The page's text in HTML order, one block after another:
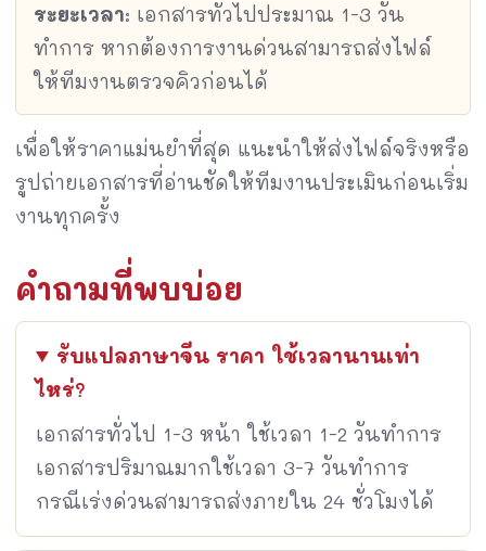
ระยะเวลา: เอกสารทั่วไปประมาณ 1-3 วัน
ทำการ หากต้องการงานด่วนสามารถส่งไฟล์
ให้ทีมงานตรวจคิวก่อนได้
เพื่อให้ราคาแม่นยำที่สุด แนะนำให้ส่งไฟล์จริงหรือ
รูปถ่ายเอกสารที่อ่านชัดให้ทีมงานประเมินก่อนเริ่ม
งานทุกครั้ง
คำถามที่พบบ่อย
รับแปลภาษาจีน ราคา ใช้เวลานานเท่า
ไหร่?
เอกสารทั่วไป 1-3 หน้า ใช้เวลา 1-2 วันทำการ
เอกสารปริมาณมากใช้เวลา 3-7 วันทำการ
กรณีเร่งด่วนสามารถส่งภายใน 24 ชั่วโมงได้